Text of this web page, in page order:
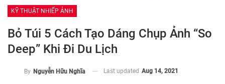
KỸ THUẬT NHIẾP ẢNH
Bỏ Túi 5 Cách Tạo Dáng Chụp Ảnh “so
Deep” Khi Đi Du Lịch
By Nguyễn Hữu Nghĩa Last updated Aug 14, 2021